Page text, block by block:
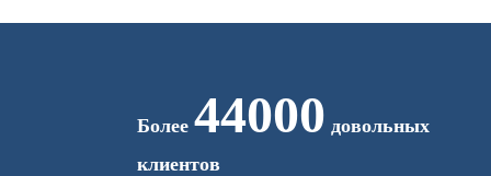
Более 44000 довольных
клиентов